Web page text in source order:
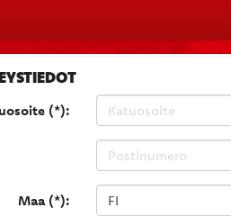
(*):
Maa (*):